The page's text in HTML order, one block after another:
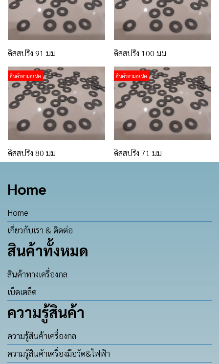
ดิสสปริง 91 มม ดิสสปริง 100 มม
สินค้าตามสเปค
ดิสสปริง 80 มม
สินค้าตามสเปค
ดิสสปริง 71 มม
Home
Home
เกี่ยวกับเรา & ติดต่อ
สินค้าทั้งหมด
สินค้าทางเครื่องกล
เบ็ดเตล็ด
ความรู้สินค้า
ความรู้สินค้าเครื่องกล
ความรู้สินค้าเครื่องมือวัด&ไฟฟ้า